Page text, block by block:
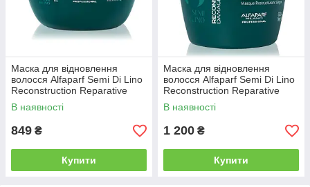
Маска для відновлення
волосся Alfaparf Semi Di Lino
Reconstruction Reparative
Light Mask, 200 мл (Alf40)
В наявності
849 ₴
Купити
Маска для відновлення
волосся Alfaparf Semi Di Lino
Reconstruction Reparative
Light Mask, 500 мл (Alf41)
В наявності
1 200 ₴
Купити